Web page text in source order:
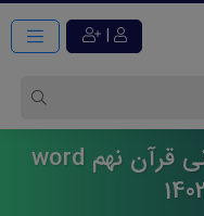
|
دانلود نمونه سوالات امتحانی قرآن نهم word